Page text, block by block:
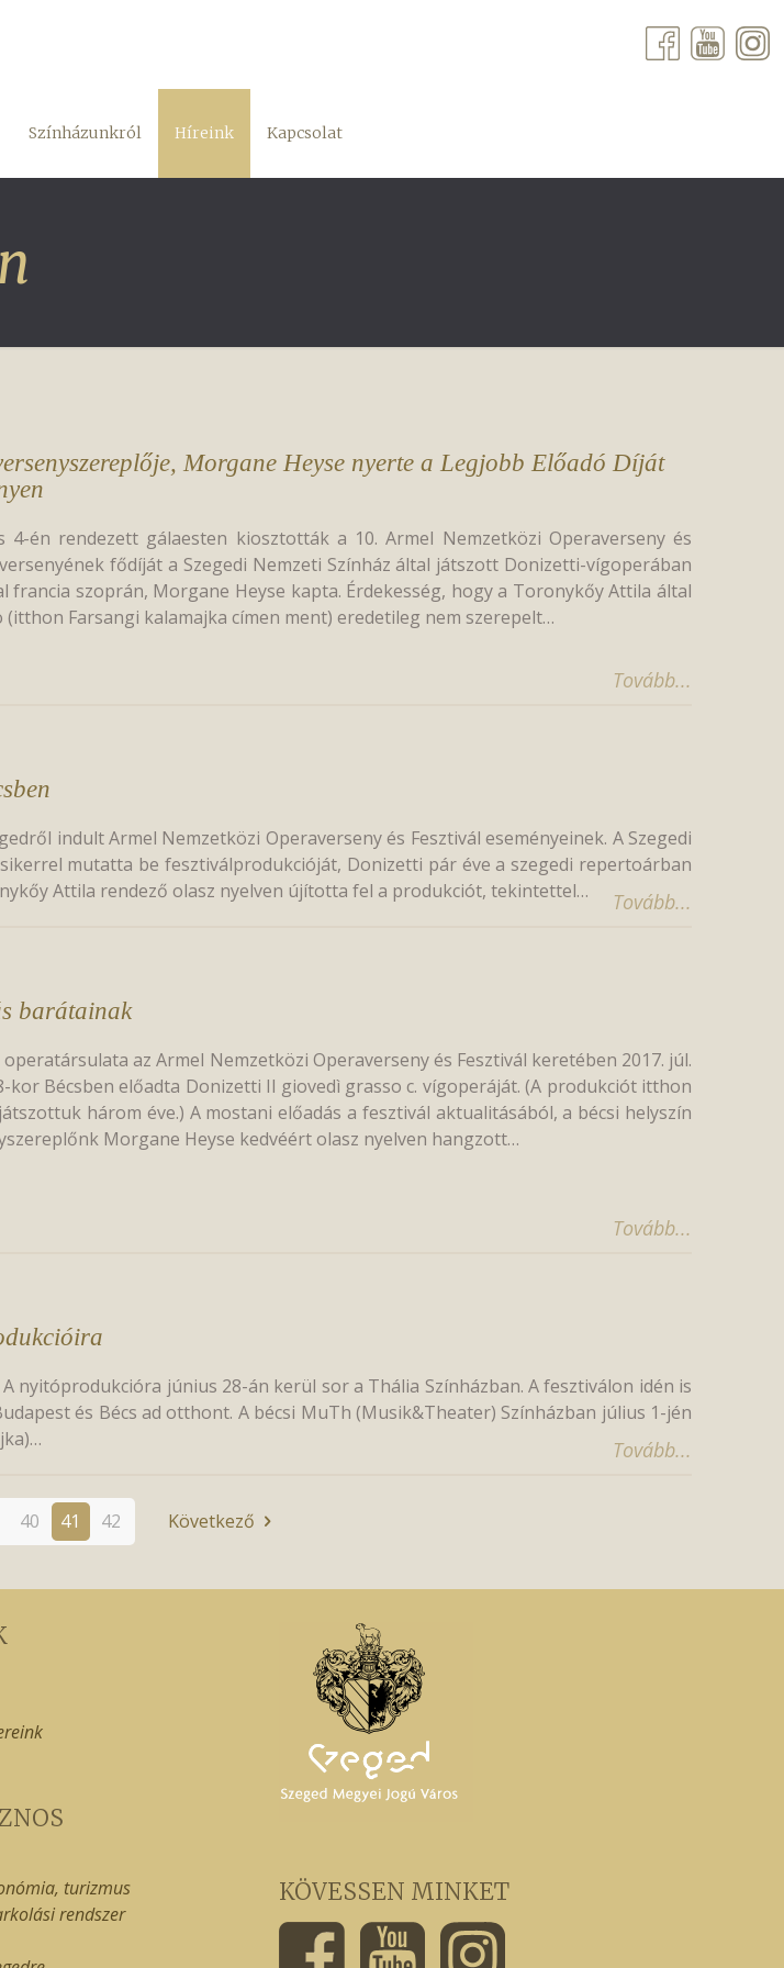
Színházunkról Híreink Kapcsolat
Morgane Heyse nyerte a Legjobb Előadó Díját
4-én rendezett gálaesten kiosztották a 10. Armel Nemzetközi Operaverseny és
fődíját a Szegedi Nemzeti Színház által játszott Donizetti-vígoperában
szoprán, Morgane Heyse kapta. Érdekesség, hogy a Toronykőy Attila által
Farsangi kalamajka címen ment) eredetileg nem szerepelt…
Tovább...
indult Armel Nemzetközi Operaverseny és Fesztivál eseményeinek. A Szegedi
mutatta be fesztiválprodukcióját, Donizetti pár éve a szegedi repertoárban
Attila rendező olasz nyelven újította fel a produkciót, tekintettel…
Tovább...
barátainak
operatársulata az Armel Nemzetközi Operaverseny és Fesztivál keretében 2017. júl.
kor Bécsben előadta Donizetti Il giovedì grasso c. vígoperáját. (A produkciót itthon
három éve.) A mostani előadás a fesztivál aktualitásából, a bécsi helyszín
Morgane Heyse kedvéért olasz nyelven hangzott…
Tovább...
nyitóprodukcióra június 28-án kerül sor a Thália Színházban. A fesztiválon idén is
és Bécs ad otthont. A bécsi MuTh (Musik&Theater) Színházban július 1-jén
Tovább...
40 41 42 Következő
turizmus
rendszer
KÖVESSEN MINKET